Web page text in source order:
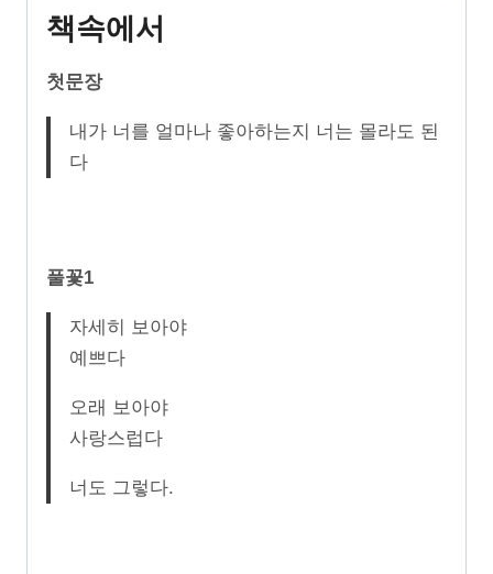
책속에서
첫문장
내가 너를 얼마나 좋아하는지 너는 몰라도 된
다
풀꽃1
자세히 보아야
예쁘다
오래 보아야
사랑스럽다
너도 그렇다.